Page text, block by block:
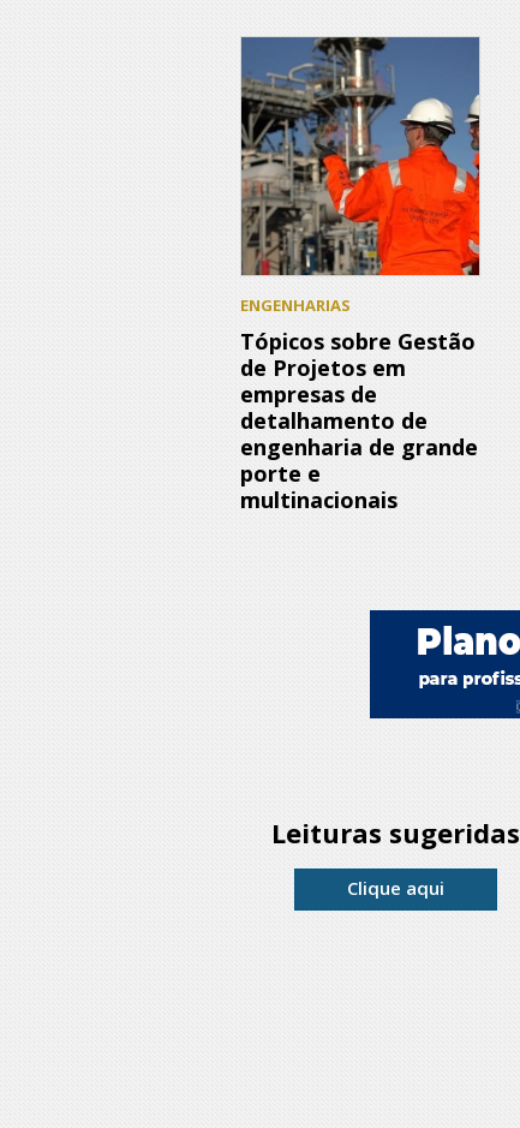
ENGENHARIAS
Tópicos sobre Gestão
de Projetos em
empresas de
detalhamento de
engenharia de grande
porte e
multinacionais
Leituras sugeridas
Clique aqui